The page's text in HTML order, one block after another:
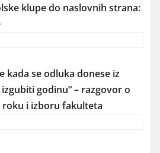
klupe do naslovnih strana:
kada se odluka donese iz
godinu“ – razgovor o
i izboru fakulteta